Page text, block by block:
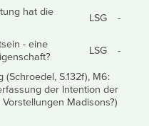
hat die
LSG
-
- eine
LSG
-
S.132f), M6:
der Intention der
Madisons?)